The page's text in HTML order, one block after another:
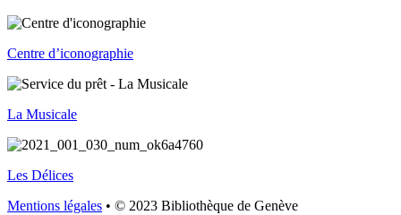
Centre d’iconographie
La Musicale
Les Délices
Mentions légales • © 2023 Bibliothèque de Genève